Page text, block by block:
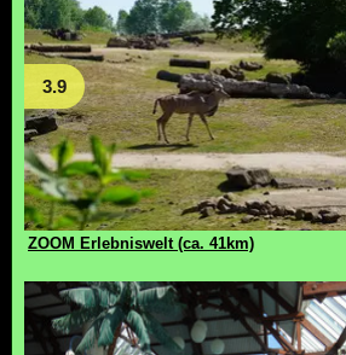
3.9
ZOOM Erlebniswelt (ca. 41km)